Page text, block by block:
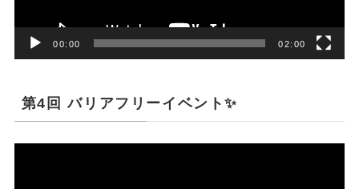
00:00 02:00
第4回 バリアフリーイベント✨